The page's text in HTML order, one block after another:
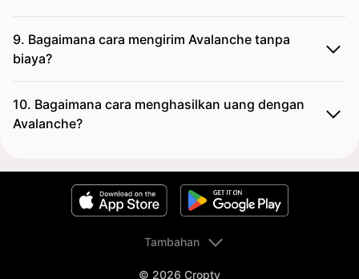
9. Bagaimana cara mengirim Avalanche tanpa
biaya?
10. Bagaimana cara menghasilkan uang dengan
Avalanche?
© 2026 Cropty
Tambahan